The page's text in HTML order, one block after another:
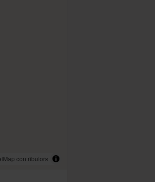
contributors